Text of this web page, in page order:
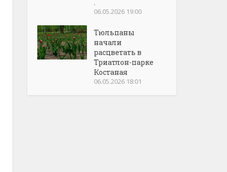
.
06.05.2026 19:00
Тюльпаны
начали
расцветать в
Триатлон-парке
Костаная
06.05.2026 18:01